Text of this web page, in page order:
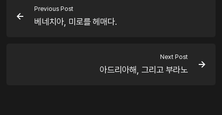
Previous Post
베네치아, 미로를 헤매다.
Next Post
아드리아해, 그리고 부라노